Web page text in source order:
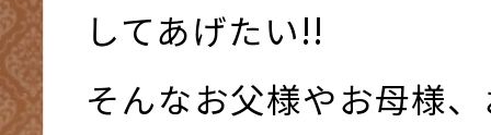
してあげたい!!
そんなお父様やお母様